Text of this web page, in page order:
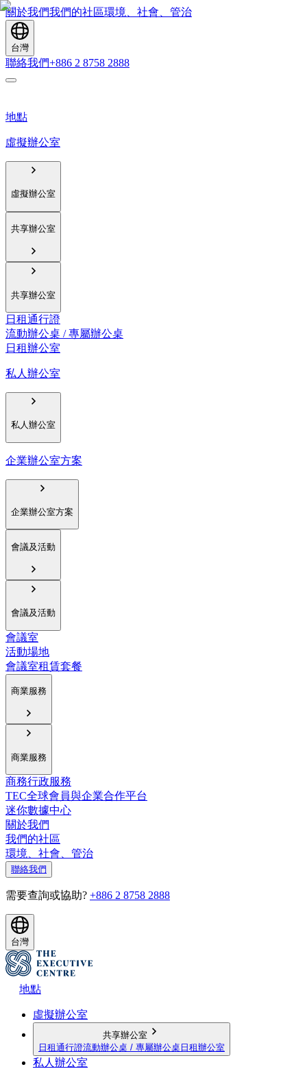
關於我們我們的社區環境、社會、管治
台灣
聯絡我們+886 2 8758 2888
地點
虛擬辦公室
虛擬辦公室
共享辦公室
共享辦公室
日租通行證
流動辦公桌 / 專屬辦公桌
日租辦公室
私人辦公室
私人辦公室
企業辦公室方案
企業辦公室方案
會議及活動
會議及活動
會議室
活動場地
會議室租賃套餐
商業服務
商業服務
商務行政服務
TEC全球會員與企業合作平台
迷你數據中心
關於我們
我們的社區
環境、社會、管治
聯絡我們
需要查詢或協助? +886 2 8758 2888
台灣
地點
虛擬辦公室
共享辦公室
日租通行證流動辦公桌 / 專屬辦公桌 日租辦公室
私人辦公室